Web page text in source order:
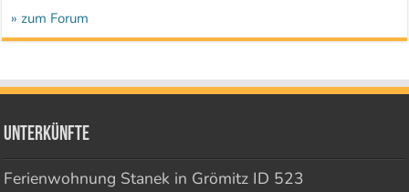
» zum Forum
Unterkünfte
Ferienwohnung Stanek in Grömitz ID 523